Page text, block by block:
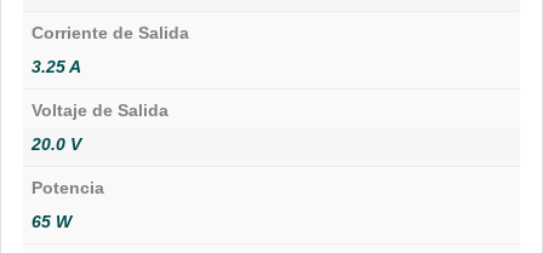
Corriente de Salida
3.25 A
Voltaje de Salida
20.0 V
Potencia
65 W